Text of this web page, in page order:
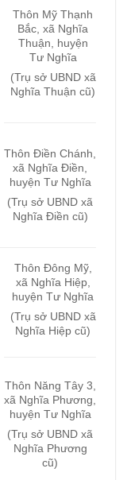
Thôn Mỹ Thạnh
Bắc, xã Nghĩa
Thuận, huyện
Tư Nghĩa
(Trụ sở UBND xã
Nghĩa Thuận cũ)
Thôn Điền Chánh,
xã Nghĩa Điền,
huyện Tư Nghĩa
(Trụ sở UBND xã
Nghĩa Điền cũ)
Thôn Đông Mỹ,
xã Nghĩa Hiệp,
huyện Tư Nghĩa
(Trụ sở UBND xã
Nghĩa Hiệp cũ)
Thôn Năng Tây 3,
xã Nghĩa Phương,
huyện Tư Nghĩa
(Trụ sở UBND xã
Nghĩa Phương
cũ)